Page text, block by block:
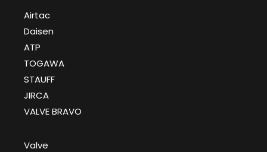
Airtac
Daisen
ATP
TOGAWA
STAUFF
JIRCA
VALVE BRAVO
Valve